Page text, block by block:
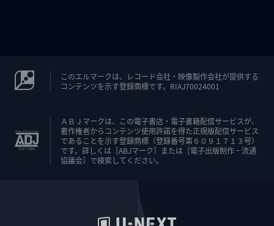
このエルマークは、レコード会社・映像製作会社が提供する
コンテンツを示す登録商標です。RIAJ70024001
ＡＢＪマークは、この電子書店・電子書籍配信サービスが、
著作権者からコンテンツ使用許諾を得た正規版配信サービス
であることを示す登録商標（登録番号第６０９１７１３号）
です。詳しくは［ABJマーク］または［電子出版制作・流通
協議会］で検索してください。